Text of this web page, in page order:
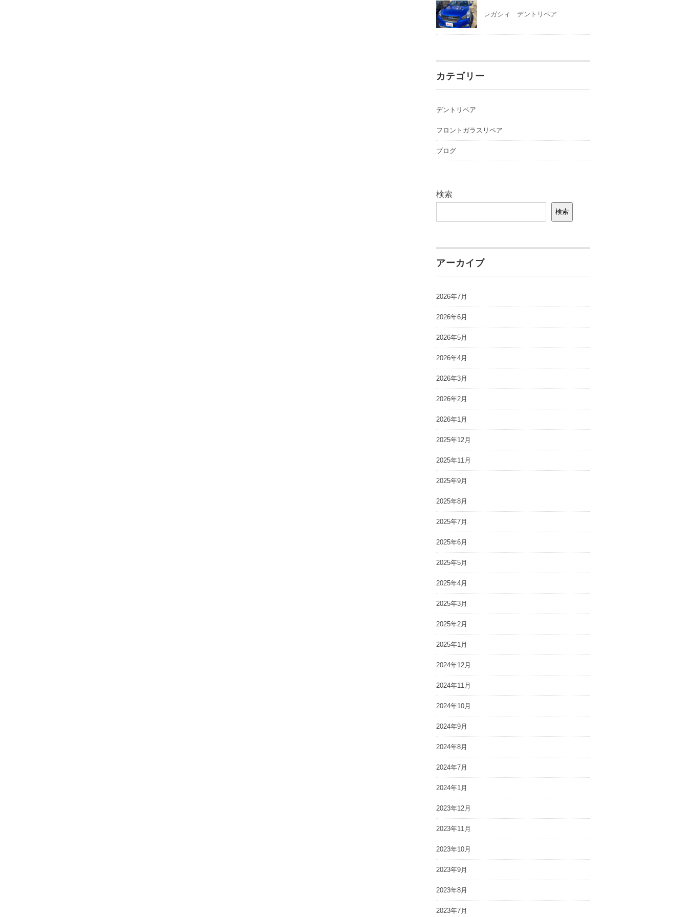
レガシィ デントリペア
カテゴリー
デントリペア
フロントガラスリペア
ブログ
検索
検索
アーカイブ
2026年7月
2026年6月
2026年5月
2026年4月
2026年3月
2026年2月
2026年1月
2025年12月
2025年11月
2025年9月
2025年8月
2025年7月
2025年6月
2025年5月
2025年4月
2025年3月
2025年2月
2025年1月
2024年12月
2024年11月
2024年10月
2024年9月
2024年8月
2024年7月
2024年1月
2023年12月
2023年11月
2023年10月
2023年9月
2023年8月
2023年7月